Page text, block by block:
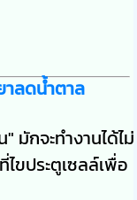
าลดน้ำตาล
มักจะทำงานได้ไม่
ขประตูเซลล์เพื่อ